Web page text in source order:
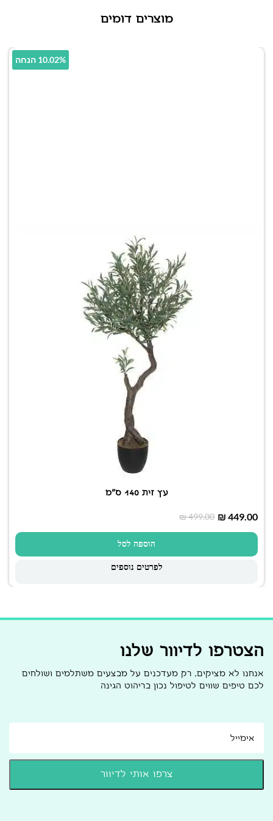
מוצרים דומים
10.02% הנחה
עץ זית 140 ס"מ
₪499.00 ₪ 449.00
הוספה לסל
לפרטים נוספים
הצטרפו לדיוור שלנו
אנחנו לא מציקים, רק מעדכנים על מבצעים משתלמים ושולחים
לכם טיפים שווים לטיפול נכון בריהוט הגינה